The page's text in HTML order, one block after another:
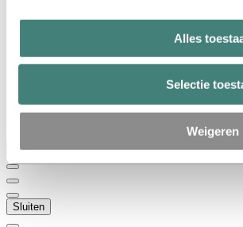
Alles
Selectie
Weigeren
Belangrijke sectoren
Ons doel en onze kernwaarden
Nederland
Inkoop
Terug naar hoofdmenu
Sluiten